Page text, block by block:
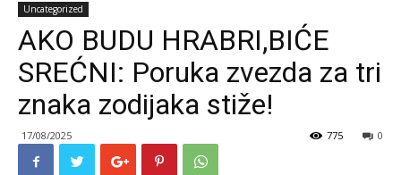
Uncategorized
AKO BUDU HRABRI,BIĆE
SREĆNI: Poruka zvezda za tri
znaka zodijaka stiže!
17/08/2025 0
775